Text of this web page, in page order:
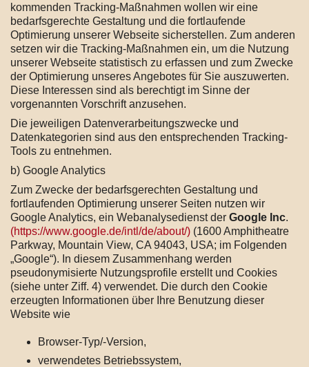
kommenden Tracking-Maßnahmen wollen wir eine
bedarfsgerechte Gestaltung und die fortlaufende
Optimierung unserer Webseite sicherstellen. Zum anderen
setzen wir die Tracking-Maßnahmen ein, um die Nutzung
unserer Webseite statistisch zu erfassen und zum Zwecke
der Optimierung unseres Angebotes für Sie auszuwerten.
Diese Interessen sind als berechtigt im Sinne der
vorgenannten Vorschrift anzusehen.
Die jeweiligen Datenverarbeitungszwecke und
Datenkategorien sind aus den entsprechenden Tracking-
Tools zu entnehmen.
b) Google Analytics
Zum Zwecke der bedarfsgerechten Gestaltung und
fortlaufenden Optimierung unserer Seiten nutzen wir
Google Analytics, ein Webanalysedienst der Google Inc.
(https://www.google.de/intl/de/about/) (1600 Amphitheatre
Parkway, Mountain View, CA 94043, USA; im Folgenden
„Google“). In diesem Zusammenhang werden
pseudonymisierte Nutzungsprofile erstellt und Cookies
(siehe unter Ziff. 4) verwendet. Die durch den Cookie
erzeugten Informationen über Ihre Benutzung dieser
Website wie
Browser-Typ/-Version,
verwendetes Betriebssystem,